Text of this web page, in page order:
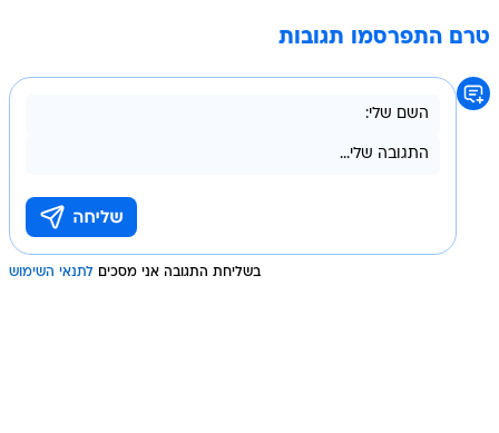
טרם התפרסמו תגובות
בשליחת התגובה אני מסכים לתנאי השימוש